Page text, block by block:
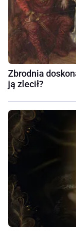
Zbrodnia
ją zlecił?